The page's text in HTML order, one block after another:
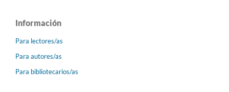
Información
Para lectores/as
Para autores/as
Para bibliotecarios/as